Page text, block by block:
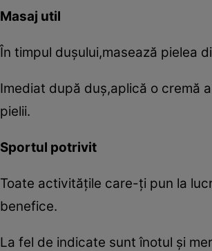
Masaj util
În timpul duşului,masează pielea
Imediat după duş,aplică o cremă
pielii.
Sportul potrivit
Toate activităţile care-ţi pun la
benefice.
La fel de indicate sunt înotul şi